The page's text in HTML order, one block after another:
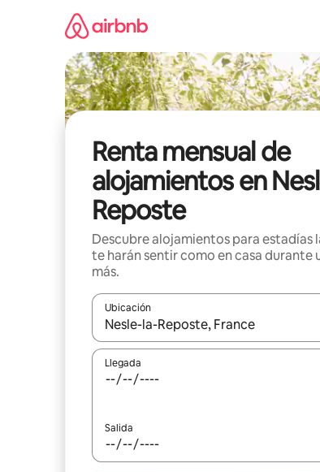
Renta mensual de
alojamientos en
Reposte
Descubre alojamientos para estadías
te harán sentir como en casa durante
más.
Ubicación
Cuando los resultados estén
Llegada
Salida